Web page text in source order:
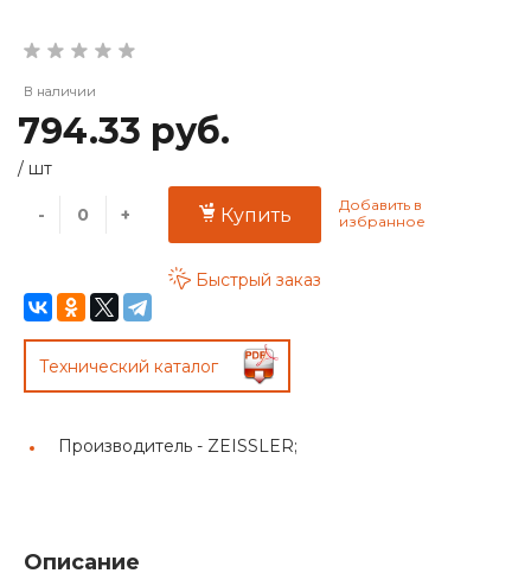
В наличии
794.33 руб.
/ шт
- + Купить
Быстрый заказ
Технический каталог
Производитель - ZEISSLER;
Описание